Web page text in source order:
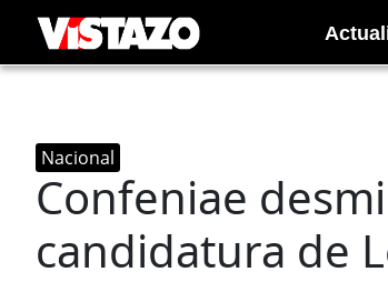
Nacional
Confeniae
candidatura de